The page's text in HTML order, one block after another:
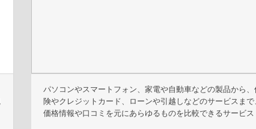
パソコンやスマートフォン、家電や自動車などの製品から、
険やクレジットカード、ローンや引越しなどのサービスまで
価格情報や口コミを元にあらゆるものを比較できるサービス